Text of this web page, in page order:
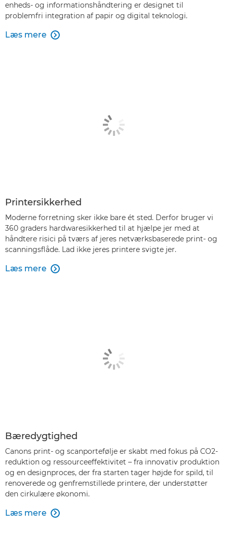
enheds- og informationshåndtering er designet til
problemfri integration af papir og digital teknologi.
Læs mere 
Printersikkerhed
Moderne forretning sker ikke bare ét sted. Derfor bruger vi
360 graders hardwaresikkerhed til at hjælpe jer med at
håndtere risici på tværs af jeres netværksbaserede print- og
scanningsflåde. Lad ikke jeres printere svigte jer.
Læs mere 
Bæredygtighed
Canons print- og scanportefølje er skabt med fokus på CO2-
reduktion og ressourceeffektivitet – fra innovativ produktion
og en designproces, der fra starten tager højde for spild, til
renoverede og genfremstillede printere, der understøtter
den cirkulære økonomi.
Læs mere 